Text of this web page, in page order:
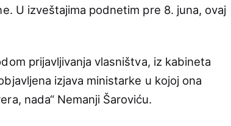
U izveštajima podnetim pre 8. juna, ovaj
prijavljivanja vlasništva, iz kabineta
izjava ministarke u kojoj ona
nada“ Nemanji Šaroviću.